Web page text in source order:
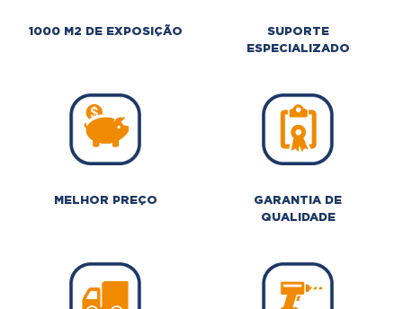
1000 M2 DE EXPOSIÇÃO
SUPORTE
ESPECIALIZADO
MELHOR PREÇO
GARANTIA DE
QUALIDADE